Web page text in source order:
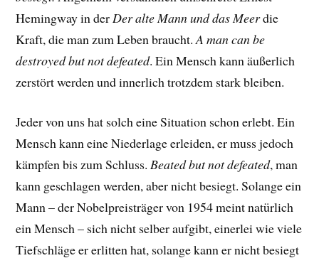
Hemingway in der Der alte Mann und das Meerdie
Kraft, die man zum Leben braucht.A man can be
destroyed but not defeated. Ein Mensch kann äußerlich
zerstört werden und innerlich trotzdem stark bleiben.
Jeder von uns hat solch eine Situation schon erlebt. Ein
Mensch kann eine Niederlage erleiden, er muss jedoch
kämpfen bis zum Schluss.Beated but not defeated, man
kann geschlagen werden, aber nicht besiegt. Solange ein
Mann – der Nobelpreisträger von 1954 meint natürlich
ein Mensch – sich nicht selber aufgibt, einerlei wie viele
Tiefschläge er erlitten hat, solange kann er nicht besiegt